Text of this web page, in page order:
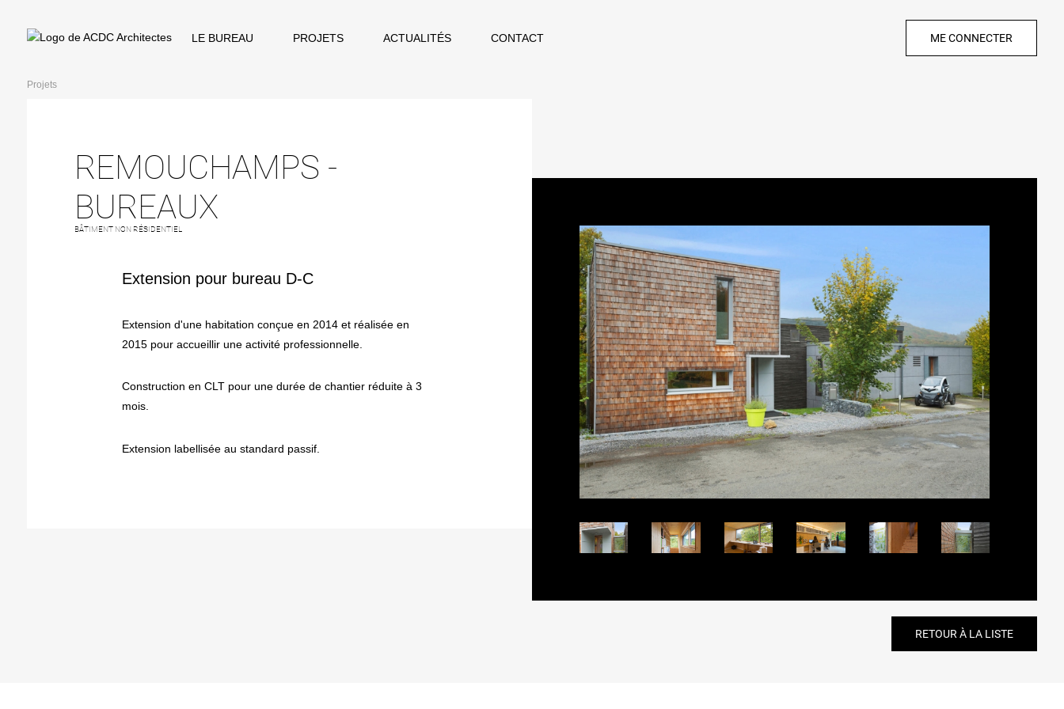
LE BUREAU PROJETS ACTUALITÉS CONTACT ME CONNECTER
Projets
REMOUCHAMPS -
BUREAUX
BÂTIMENT NON RÉSIDENTIEL
Extension pour bureau D-C
Extension d'une habitation conçue en 2014 et réalisée en
2015 pour accueillir une activité professionnelle.
Construction en CLT pour une durée de chantier réduite à 3
mois.
Extension labellisée au standard passif.
RETOUR À LA LISTE